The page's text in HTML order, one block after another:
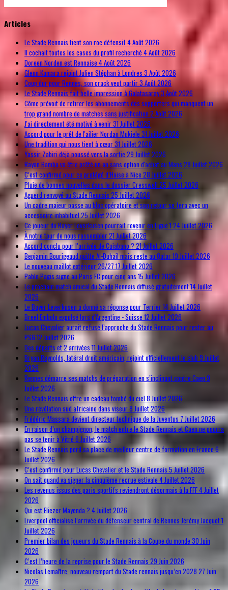
Articles
Le Stade Rennais tient son roc défensif 4 Août 2026
Il cochait toutes les cases du profil recherché 4 Août 2026
Doreen Norden est Rennaise4 Août 2026
Glenn Kamara rejoint Julien Stéphan à Londres 3 Août 2026
Coup dur pour Rennes, son crack veut partir3 Août 2026
Le Stade Rennais fait belle impression à Galatasaray3 Août 2026
Côme prévoit de retirer les abonnements des supporters qui manquent un
trop grand nombre de matches sans justification 2 Août 2026
J'ai directement été motivé à venir31 Juillet 2026
Accord pour le prêt de l'ailier Nordan Mukiele 31 Juillet 2026
Une tradition qui nous tient à cœur31 Juillet 2026
Yassir Zabiri déjà poussé vers la sortie 29 Juillet 2026
Rayan Bamba va être prêté un an sans option d'achat au Mans 28 Juillet 2026
C’est confirmé pour ce protégé d’Haise à Nice 28 Juillet 2026
Pluie de bonnes nouvelles dans le dossier Cresswell 25 Juillet 2026
Aguerd renvoyé au Stade Rennais 25 Juillet 2026
Un cadre majeur passe au bloc opératoire et son retour se fera avec un
accessoire inhabituel25 Juillet 2026
Ce joueur du Bayer Leverkusen pourrait revenir en Ligue 124 Juillet 2026
À notre tour de nous rassembler21 Juillet 2026
Accord conclu pour l’arrivée de Cuiabano ? 21 Juillet 2026
Benjamin Bourigeaud quitte Al-Duhail mais reste au Qatar19 Juillet 2026
Le nouveau maillot extérieur 26/2717 Juillet 2026
Pablo Pagis signe au Paris FC pour cinq ans15 Juillet 2026
Le prochain match amical du Stade Rennais diffusé gratuitement14 Juillet
2026
Le Bayer Leverkusen a donné sa réponse pour Terrier14 Juillet 2026
Breel Embolo expulsé lors d’Argentine - Suisse12 Juillet 2026
Lucas Chevalier aurait refusé l’approche du Stade Rennais pour rester au
PSG 12 Juillet 2026
Des départs et 2 arrivées11 Juillet 2026
Bryan Reynolds, latéral droit américain, rejoint officiellement le club 9 Juillet
2026
Rennes démarre ses matchs de préparation en s’inclinant contre Caen 9
Juillet 2026
Le Stade Rennais offre un cadeau tombé du ciel8 Juillet 2026
Une révélation sud africaine dans viseur8 Juillet 2026
Frédéric Massara devient directeur technique de la Juventus 7 Juillet 2026
En raison d’un champignon, le match entre le Stade Rennais et Caen ne pourra
pas se tenir à Vitré 6 Juillet 2026
Le Stade Rennais perd sa place de meilleur centre de formation en France6
Juillet 2026
C’est confirmé pour Lucas Chevalier et le Stade Rennais5 Juillet 2026
On sait quand va signer la cinquième recrue estivale4 Juillet 2026
Les revenus issus des paris sportifs reviendront désormais à la FFF4 Juillet
2026
Qui est Eliezer Mayenda ? 4 Juillet 2026
Liverpool officialise l’arrivée du défenseur central de Rennes Jérémy Jacquet1
Juillet 2026
Premier bilan des joueurs du Stade Rennais à la Coupe du monde 30 Juin
2026
C’est l’heure de la reprise pour le Stade Rennais 29 Juin 2026
Nicolas Lemaître, nouveau rempart du Stade rennais jusqu’en 2028 27 Juin
2026